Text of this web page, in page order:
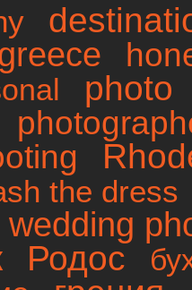
photo
the dress
wedding
Родос